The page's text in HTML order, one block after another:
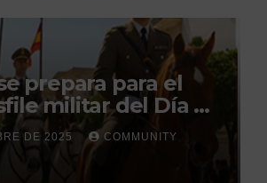
prepara para el
militar del Día de
organizado por
Militar de Cría
DE 2025 COMMUNITY